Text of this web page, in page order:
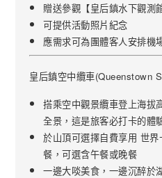
贈送參觀【皇后鎮水下觀測
可提供活動照片紀念
應需求可為團體客人安排機
皇后鎮空中纜車(Queenstown
搭乘空中觀景纜車登上海拔
全景，這是旅客必打卡的體
於山頂可選擇自費享用 世
餐，可選含午餐或晚餐
一邊大啖美食，一邊沉醉於